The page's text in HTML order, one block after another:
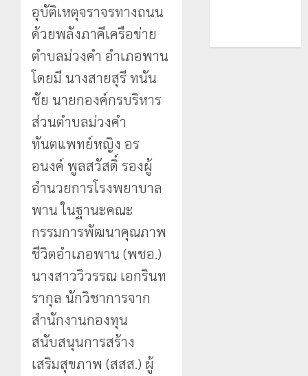
อุบัติเหตุจราจรทางถนน
ด้วยพลังภาคีเครือข่าย
ตำบลม่วงคำ อำเภอพาน
โดยมี นางสายสุรี ทนัน
ชัย นายกองค์กรบริหาร
ส่วนตำบลม่วงคำ
ทันตแพทย์หญิง อร
อนงค์ พูลสวัสดิ์ รองผู้
อำนวยการโรงพยาบาล
พาน ในฐานะคณะ
กรรมการพัฒนาคุณภาพ
ชีวิตอำเภอพาน (พชอ.)
นางสาววิวรรณ เอกรินท
รากุล นักวิชาการจาก
สำนักงานกองทุน
สนับสนุนการสร้าง
เสริมสุขภาพ (สสส.) ผู้